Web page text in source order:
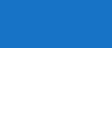
低温脆性温度测定仪